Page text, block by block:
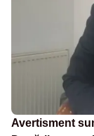
Avertisment